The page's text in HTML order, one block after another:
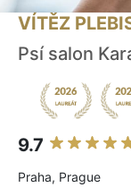
VÍTĚZ
Psí salon
9.7
Praha, Prague